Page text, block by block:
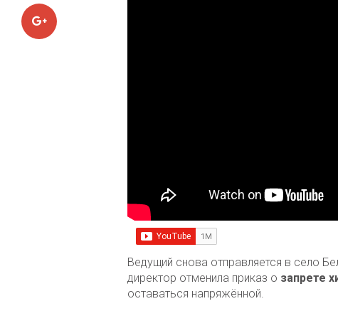
Google+
Ведущий снова отправляется в село
директор отменила приказ о запрете
оставаться напряжённой.